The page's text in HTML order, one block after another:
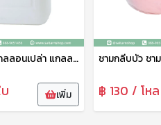
แกลลอน แกลลอนเปล่า แกลลอนพลาสติก แกลลอนเหลี่ยม สีขาว 20 ลิตร ดาว
เพิ่ม ฿ 130 / โหล